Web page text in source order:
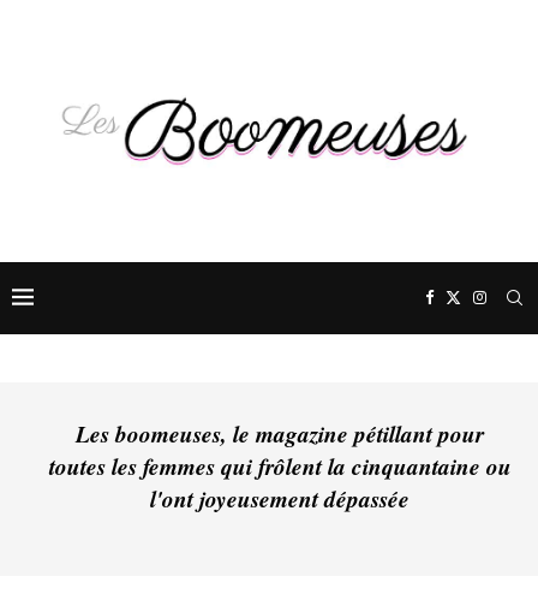
Les boomeuses, le magazine pétillant pour
toutes les femmes qui frôlent la cinquantaine ou
l'ont joyeusement dépassée